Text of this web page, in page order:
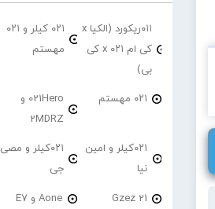
۰۱۱ریکورد (الکیا x
کی ام ۰۲۱ x کی
بی)
۰۲۱ کیلر و ۰۲۱
مهستم
۰۲۱ مهستم
021Hero و
2MDRZ
۰۲۱کیلر و امین
نیا
۰۲۱کیلر و مصی
جی
21 Gzez Aone و E7